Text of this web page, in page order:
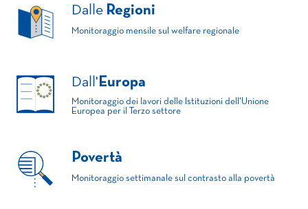
Dalle Regioni
Monitoraggio mensile sul welfare regionale
Dall' Europa
Monitoraggio dei lavori delle Istituzioni dell'Unione
Europea per il Terzo settore
Povertà
Monitoraggio settimanale sul contrasto alla povertà